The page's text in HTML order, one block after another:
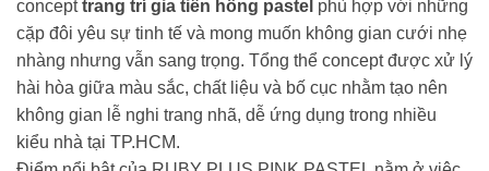
concepttrang trí gia tiên hồng pastel phù hợp với những
cặp đôi yêu sự tinh tế và mong muốn không gian cưới nhẹ
nhàng nhưng vẫn sang trọng. Tổng thể concept được xử lý
hài hòa giữa màu sắc, chất liệu và bố cục nhằm tạo nên
không gian lễ nghi trang nhã, dễ ứng dụng trong nhiều
kiểu nhà tại TP.HCM.